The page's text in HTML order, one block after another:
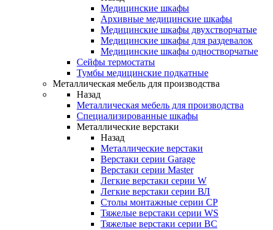
Медицинские шкафы
Архивные медицинские шкафы
Медицинские шкафы двухстворчатые
Медицинские шкафы для раздевалок
Медицинские шкафы одностворчатые
Сейфы термостаты
Тумбы медицинские подкатные
Металлическая мебель для производства
Назад
Металлическая мебель для производства
Cпециализированные шкафы
Металлические верстаки
Назад
Металлические верстаки
Верстаки серии Garage
Верстаки серии Master
Легкие верстаки серии W
Легкие верстаки серии ВЛ
Столы монтажные серии СР
Тяжелые верстаки серии WS
Тяжелые верстаки серии ВС